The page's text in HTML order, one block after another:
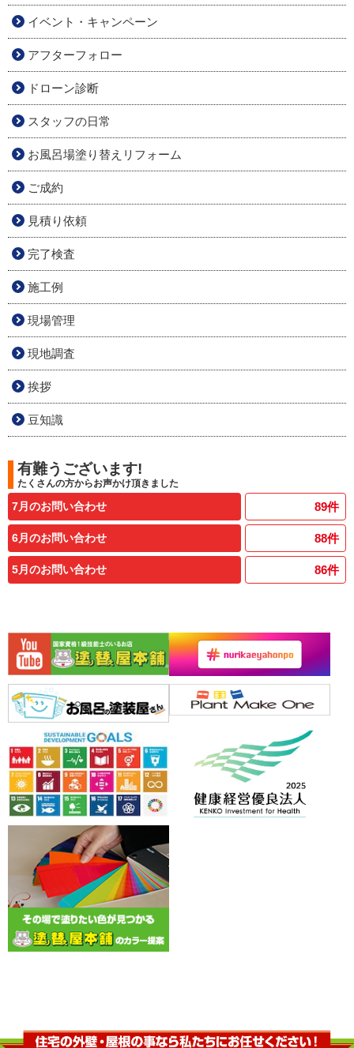
イベント・キャンペーン
アフターフォロー
ドローン診断
スタッフの日常
お風呂場塗り替えリフォーム
ご成約
見積り依頼
完了検査
施工例
現場管理
現地調査
挨拶
豆知識
有難うございます!
たくさんの方からお声かけ頂きました
7月のお問い合わせ 89件
6月のお問い合わせ 88件
5月のお問い合わせ 86件